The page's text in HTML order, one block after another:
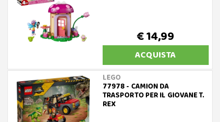
€ 14,99
ACQUISTA
LEGO
77978 - CAMION DA
TRASPORTO PER IL GIOVANE T.
REX